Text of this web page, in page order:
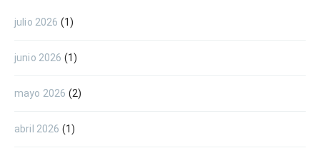
julio 2026 (1)
junio 2026 (1)
mayo 2026 (2)
abril 2026 (1)